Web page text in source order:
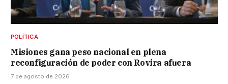
POLÍTICA
Misiones gana peso nacional en plena
reconfiguración de poder con Rovira afuera
7 de agosto de 2026